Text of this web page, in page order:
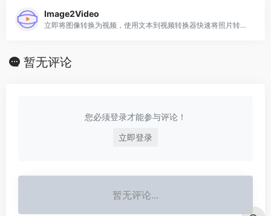
Image2Video
立即将图像转换为视频，使用文本到视频转换器快速将照片转换为视频
暂无评论
您必须登录才能参与评论！
立即登录
暂无评论...